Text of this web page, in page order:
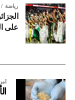
رياضة
على